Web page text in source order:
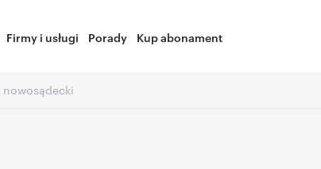
Firmy i usługi Porady Kup abonament
nowosądecki